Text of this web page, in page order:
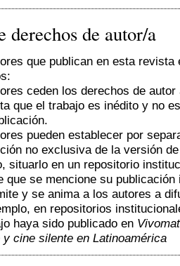
derechos de autor/a
que publican en esta
ceden los derechos de
que el trabajo es inédito y no
.
pueden establecer por
no exclusiva de la versión
situarlo en un repositorio
que se mencione su
y se anima a los autores a
en repositorios
haya sido publicado en
y cine silente en Latinoamérica